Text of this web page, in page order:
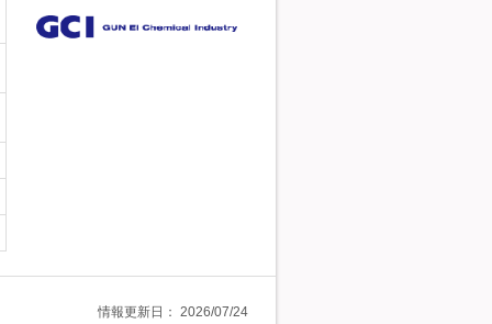
情報更新日： 2026/07/24